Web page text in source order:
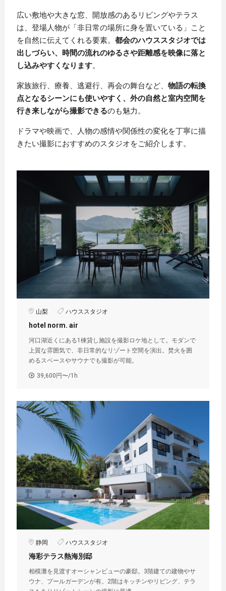
広い敷地や大きな窓、開放感のあるリビングやテラス
は、登場人物が「非日常の場所に身を置いている」こと
を自然に伝えてくれる要素。 都会のハウススタジオでは
出しづらい、時間の流れのゆるさや距離感を映像に落と
し込みやすくなります。
家族旅行、療養、逃避行、再会の舞台など、 物語の転換
点となるシーンにも使いやすく、外の自然と室内空間を
行き来しながら撮影できるのも魅力。
ドラマや映画で、人物の感情や関係性の変化を丁寧に描
きたい撮影におすすめのスタジオをご紹介します。
山梨 ハウススタジオ
hotel norm. air
河口湖近くにある1棟貸し施設︎を撮影ロケ地として。モダンで
上質な雰囲気で、非日常的なリゾート空間を演出。焚火を囲
めるスペースやサウナでも撮影が可能。
39,600円〜/1h
静岡 ハウススタジオ
海彩テラス熱海別邸
相模灘を見渡すオーシャンビューの豪邸︎。3階建ての建物やサ
ウナ、プールガーデンが有。2階はキッチンやリビング、テラ